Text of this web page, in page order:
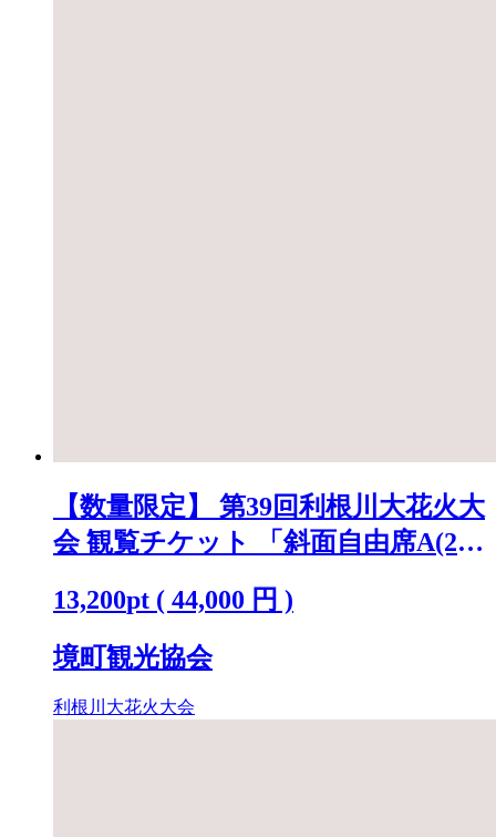
【数量限定】 第39回利根川大花火大
会 観覧チケット 「斜面自由席A(2
13,200pt ( 44,000 円 )
境町観光協会
利根川大花火大会